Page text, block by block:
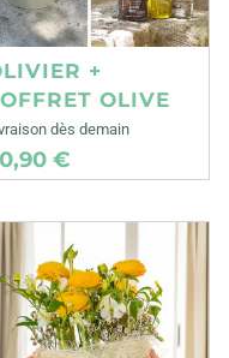
+
OLIVE
dès demain
€